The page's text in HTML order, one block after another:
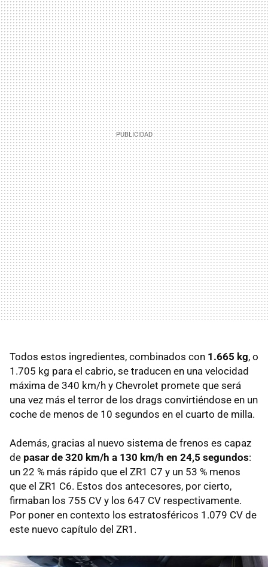
Todos estos ingredientes, combinados con 1.665 kg, o
1.705 kg para el cabrio, se traducen en una velocidad
máxima de 340 km/h y Chevrolet promete que será
una vez más el terror de los drags convirtiéndose en un
coche de menos de 10 segundos en el cuarto de milla.
Además, gracias al nuevo sistema de frenos es capaz
de pasar de 320 km/h a 130 km/h en 24,5 segundos:
un 22 % más rápido que el ZR1 C7 y un 53 % menos
que el ZR1 C6. Estos dos antecesores, por cierto,
firmaban los 755 CV y los 647 CV respectivamente.
Por poner en contexto los estratosféricos 1.079 CV de
este nuevo capítulo del ZR1.